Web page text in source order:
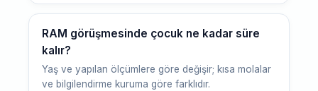
RAM görüşmesinde çocuk ne kadar süre
kalır?
Yaş ve yapılan ölçümlere göre değişir; kısa molalar
ve bilgilendirme kuruma göre farklıdır.